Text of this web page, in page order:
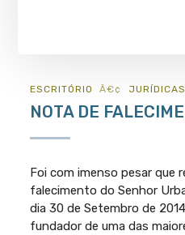
ESCRITÓRIO JURÍ­DICAS
NOTA DE
Foi com imenso pesar que
falecimento do Senhor
dia 30 de Setembro de
fundador de uma das